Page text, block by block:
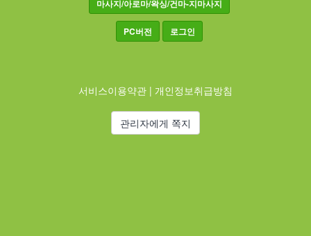
마사지/아로마/왁싱/건마-지마사지
PC버전 로그인
서비스이용약관 | 개인정보취급방침
관리자에게 쪽지